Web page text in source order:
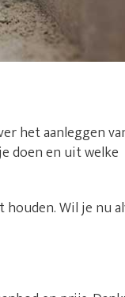
het aanleggen
doen en uit welke
Wil je nu